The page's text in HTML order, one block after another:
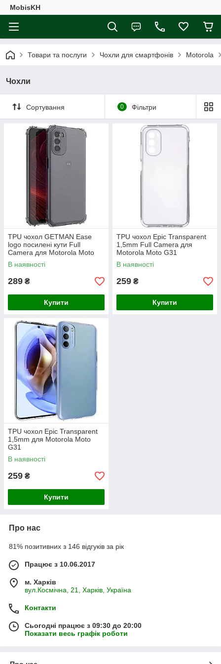
MobisKH
Товари та послуги Чохли для смартфонів Motorola
Чохли
Сортування 0 Фільтри
TPU чохол GETMAN Ease
logo посилені кути Full
Camera для Motorola Moto
G31
В наявності
289 ₴
Купити
TPU чохол Epic Transparent
1,5mm Full Camera для
Motorola Moto G31
В наявності
259 ₴
Купити
TPU чохол Epic Transparent
1,5mm для Motorola Moto
G31
В наявності
259 ₴
Купити
Про нас
81% позитивних з 146 відгуків за рік
Працює з 10.06.2017
м. Харків
вул.Космічна, 21, Харків, Україна
Контакти
Сьогодні працює з 09:30 до 20:00
Показати весь графік роботи